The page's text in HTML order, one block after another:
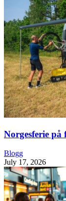
Norgesferie
Blogg
July 17, 2026